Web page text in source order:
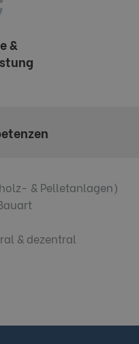
&
& Pelletanlagen)
& dezentral